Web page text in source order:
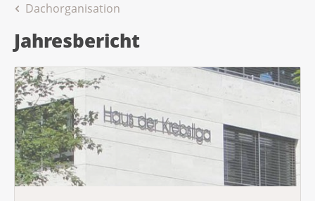
Dachorganisation
Jahresbericht